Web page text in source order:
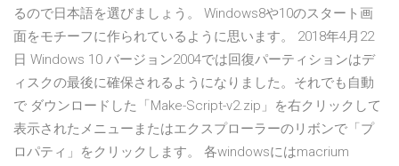
るので日本語を選びましょう。 Windows8や10のスタート画
面をモチーフに作られているように思います。 2018年4月22
日 Windows 10 バージョン2004では回復パーティションはデ
ィスクの最後に確保されるようになりました。それでも自動
で ダウンロードした「Make-Script-v2.zip」を右クリックして
表示されたメニューまたはエクスプローラーのリボンで「プ
ロパティ」をクリックします。 各windowsにはmacrium